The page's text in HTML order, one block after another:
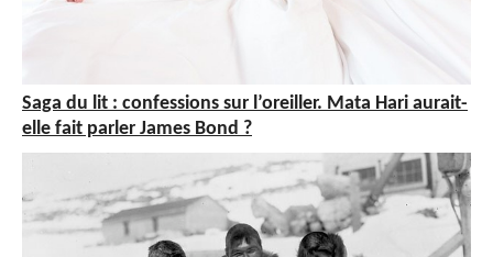
Saga du lit : confessions sur l’oreiller. Mata Hari aurait-
elle fait parler James Bond ?